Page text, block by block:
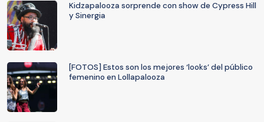
Kidzapalooza sorprende con show de Cypress Hill
y Sinergia
[FOTOS] Estos son los mejores ‘looks’ del público
femenino en Lollapalooza